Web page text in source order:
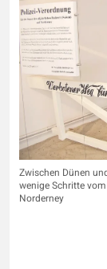
Zwischen Dünen
wenige Schritte
Norderney